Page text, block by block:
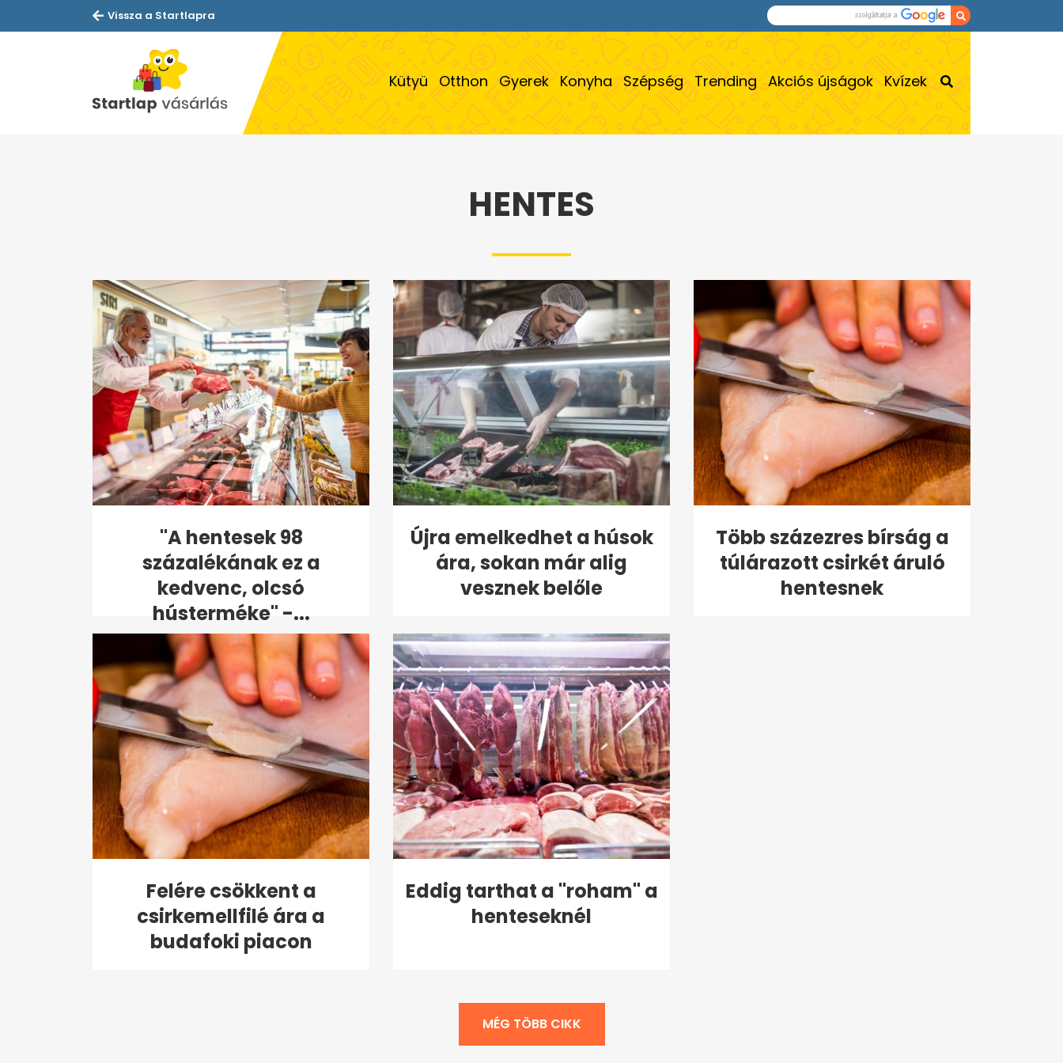
Vissza a Startlapra
Kütyü Otthon Gyerek Konyha Szépség Trending Akciós újságok Kvízek
HENTES
"A hentesek 98
százalékának ez a
kedvenc, olcsó
hústerméke" -...
Újra emelkedhet a húsok
ára, sokan már alig
vesznek belőle
Több százezres bírság a
túlárazott csirkét áruló
hentesnek
Felére csökkent a
csirkemellfilé ára a
budafoki piacon
Eddig tarthat a "roham" a
henteseknél
MÉG TÖBB CIKK